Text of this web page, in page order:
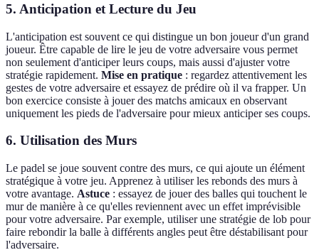
5. Anticipation et Lecture du Jeu
L'anticipation est souvent ce qui distingue un bon joueur d'un grand
joueur. Être capable de lire le jeu de votre adversaire vous permet
non seulement d'anticiper leurs coups, mais aussi d'ajuster votre
stratégie rapidement. Mise en pratique : regardez attentivement les
gestes de votre adversaire et essayez de prédire où il va frapper. Un
bon exercice consiste à jouer des matchs amicaux en observant
uniquement les pieds de l'adversaire pour mieux anticiper ses coups.
6. Utilisation des Murs
Le padel se joue souvent contre des murs, ce qui ajoute un élément
stratégique à votre jeu. Apprenez à utiliser les rebonds des murs à
votre avantage. Astuce : essayez de jouer des balles qui touchent le
mur de manière à ce qu'elles reviennent avec un effet imprévisible
pour votre adversaire. Par exemple, utiliser une stratégie de lob pour
faire rebondir la balle à différents angles peut être déstabilisant pour
l'adversaire.